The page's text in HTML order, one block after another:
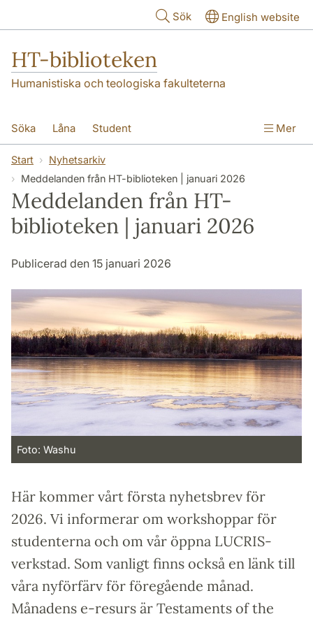
Sök English website
HT-biblioteken
Humanistiska och teologiska fakulteterna
Söka Låna Student
Forskare/doktorand
Mer
Start
Nyhetsarkiv
Meddelanden från HT-biblioteken | januari 2026
Meddelanden från HT-
biblioteken | januari 2026
Publicerad den 15 januari 2026
Foto: Washu
Här kommer vårt första nyhetsbrev för
2026. Vi informerar om workshoppar för
studenterna och om vår öppna LUCRIS-
verkstad. Som vanligt finns också en länk till
våra nyförfärv för föregående månad.
Månadens e-resurs är Testaments of the